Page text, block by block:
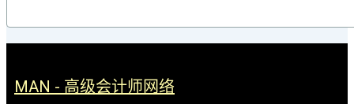
MAN - 高级会计师网络